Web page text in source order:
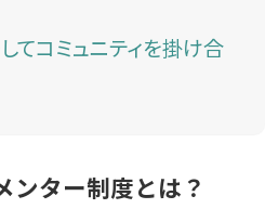
てコミュニティを掛け合
ンター制度とは？